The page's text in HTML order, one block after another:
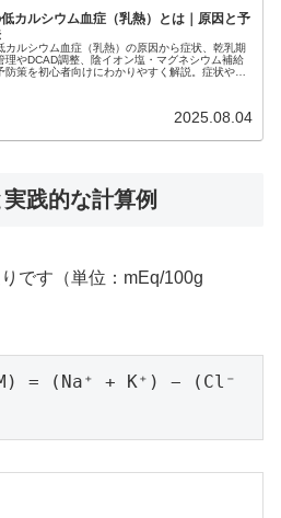
カルシウム血症（乳熱）とは｜原因と予
カルシウム血症（乳熱）の原因から症状、乾乳期
理やDCAD調整、陰イオン塩・マグネシウム補給
防策を初心者向けにわかりやすく解説。症状や治
2025.08.04
践的な計算例
です（単位：mEq/100g
= (Na⁺ + K⁺) − (Cl⁻